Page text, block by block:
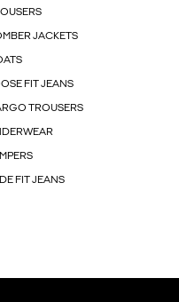
JACKETS
FIT JEANS
TROUSERS
FIT JEANS